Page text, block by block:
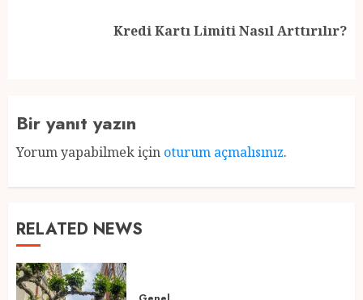
Kredi Kartı Limiti Nasıl Arttırılır?
Bir yanıt yazın
Yorum yapabilmek için oturum açmalısınız.
RELATED NEWS